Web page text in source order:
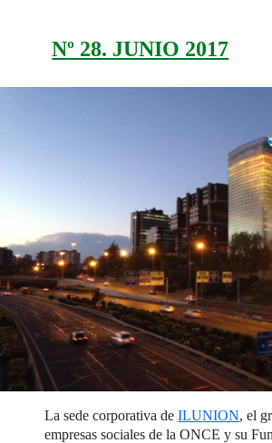
Nº 28. JUNIO 2017
La sede corporativa deILUNION, el
empresas sociales de la ONCE y su